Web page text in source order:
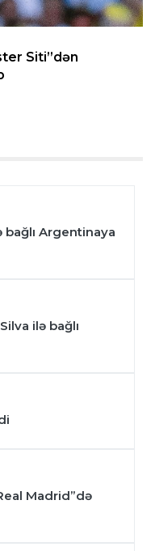
Siti”dən
bağlı Argentinaya
ilə bağlı
Madrid”də